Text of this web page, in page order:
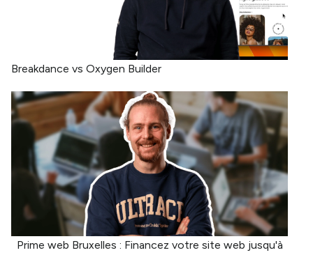
Breakdance vs Oxygen Builder
Prime web Bruxelles : Financez votre site web jusqu'à